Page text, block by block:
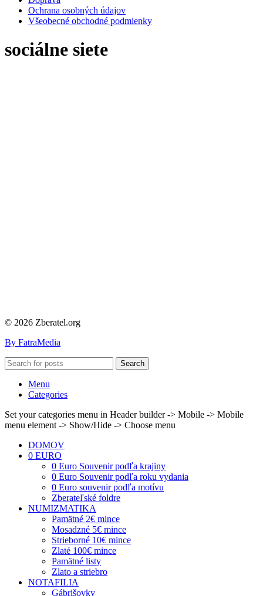
Ochrana osobných údajov
Všeobecné obchodné podmienky
sociálne siete
© 2026 Zberatel.org
By FatraMedia
Search
Menu
Categories
Set your categories menu in Header builder -> Mobile -> Mobile
menu element -> Show/Hide -> Choose menu
DOMOV
0 EURO
0 Euro Souvenir podľa krajiny
0 Euro Souvenir podľa roku vydania
0 Euro souvenir podľa motívu
Zberateľské foldre
NUMIZMATIKA
Pamätné 2€ mince
Mosadzné 5€ mince
Strieborné 10€ mince
Zlaté 100€ mince
Pamätné listy
Zlato a striebro
NOTAFILIA
Gábrišovky